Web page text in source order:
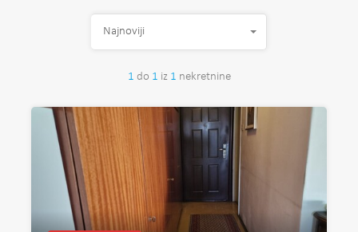
1 do 1 iz 1 nekretnine
Najnoviji